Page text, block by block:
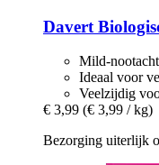
Davert
Mild-
Ideaal voor
Veelzijdig
€ 3,99 (€ 3,99 / kg)
Bezorging uiterlijk